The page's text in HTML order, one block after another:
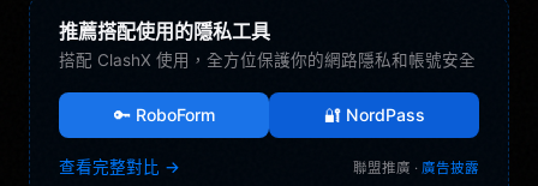
推薦搭配使用的隱私工具
搭配 ClashX 使用，全方位保護你的網路隱私和帳號安全
🔑 RoboForm 🔐 NordPass
查看完整對比 → 聯盟推廣 · 廣告披露